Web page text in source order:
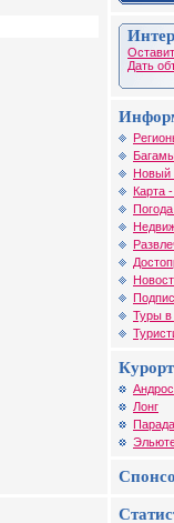
Дать
Новый
Карта
Туры в
Андрос
Лонг